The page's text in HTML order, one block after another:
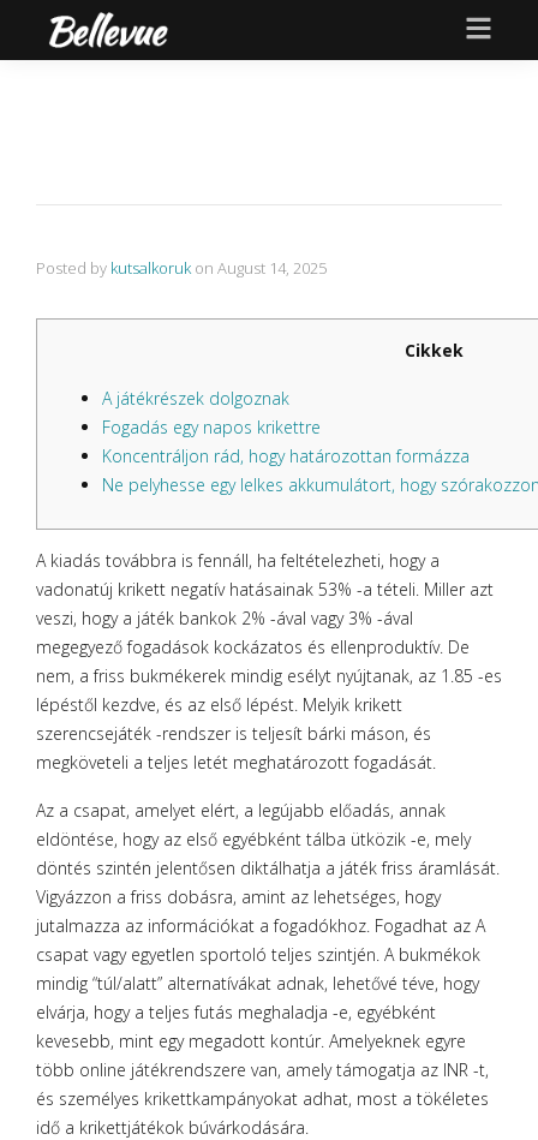
Posted by kutsalkoruk on August 14, 2025
Cikkek
A játékrészek dolgoznak
Fogadás egy napos krikettre
Koncentráljon rád, hogy határozottan formázza
Ne pelyhesse egy lelkes akkumulátort, hogy
A kiadás továbbra is fennáll, ha feltételezheti, hogy a
vadonatúj krikett negatív hatásainak 53% -a tételi. Miller azt
veszi, hogy a játék bankok 2% -ával vagy 3% -ával
megegyező fogadások kockázatos és ellenproduktív. De
nem, a friss bukmékerek mindig esélyt nyújtanak, az 1.85 -es
lépéstől kezdve, és az első lépést. Melyik krikett
szerencsejáték -rendszer is teljesít bárki máson, és
megköveteli a teljes letét meghatározott fogadását.
Az a csapat, amelyet elért, a legújabb előadás, annak
eldöntése, hogy az első egyébként tálba ütközik -e, mely
döntés szintén jelentősen diktálhatja a játék friss áramlását.
Vigyázzon a friss dobásra, amint az lehetséges, hogy
jutalmazza az információkat a fogadókhoz. Fogadhat az A
csapat vagy egyetlen sportoló teljes szintjén. A bukmékok
mindig “túl/alatt” alternatívákat adnak, lehetővé téve, hogy
elvárja, hogy a teljes futás meghaladja -e, egyébként
kevesebb, mint egy megadott kontúr. Amelyeknek egyre
több online játékrendszere van, amely támogatja az INR -t,
és személyes krikettkampányokat adhat, most a tökéletes
idő a krikettjátékok búvárkodására.